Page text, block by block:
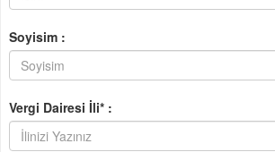
Soyisim :
Vergi Dairesi İli* :